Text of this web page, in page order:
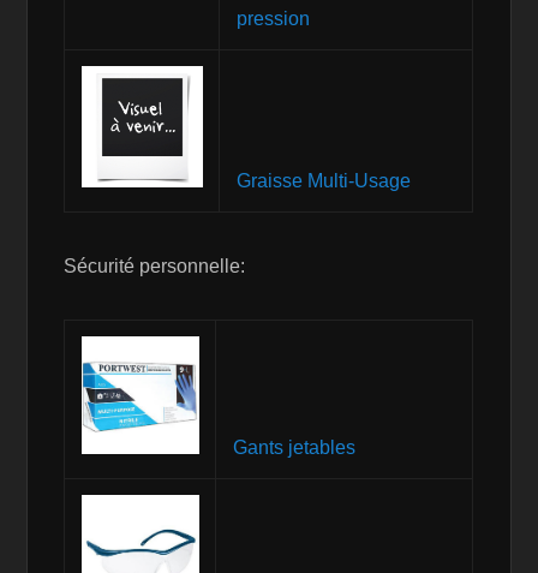
pression
Graisse Multi-Usage
Sécurité personnelle:
Gants jetables